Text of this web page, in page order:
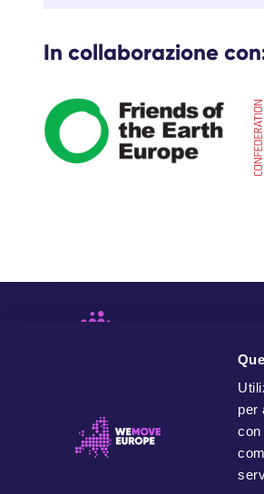
per
con
In collaborazione
WeMove Europe è un'organizzazione